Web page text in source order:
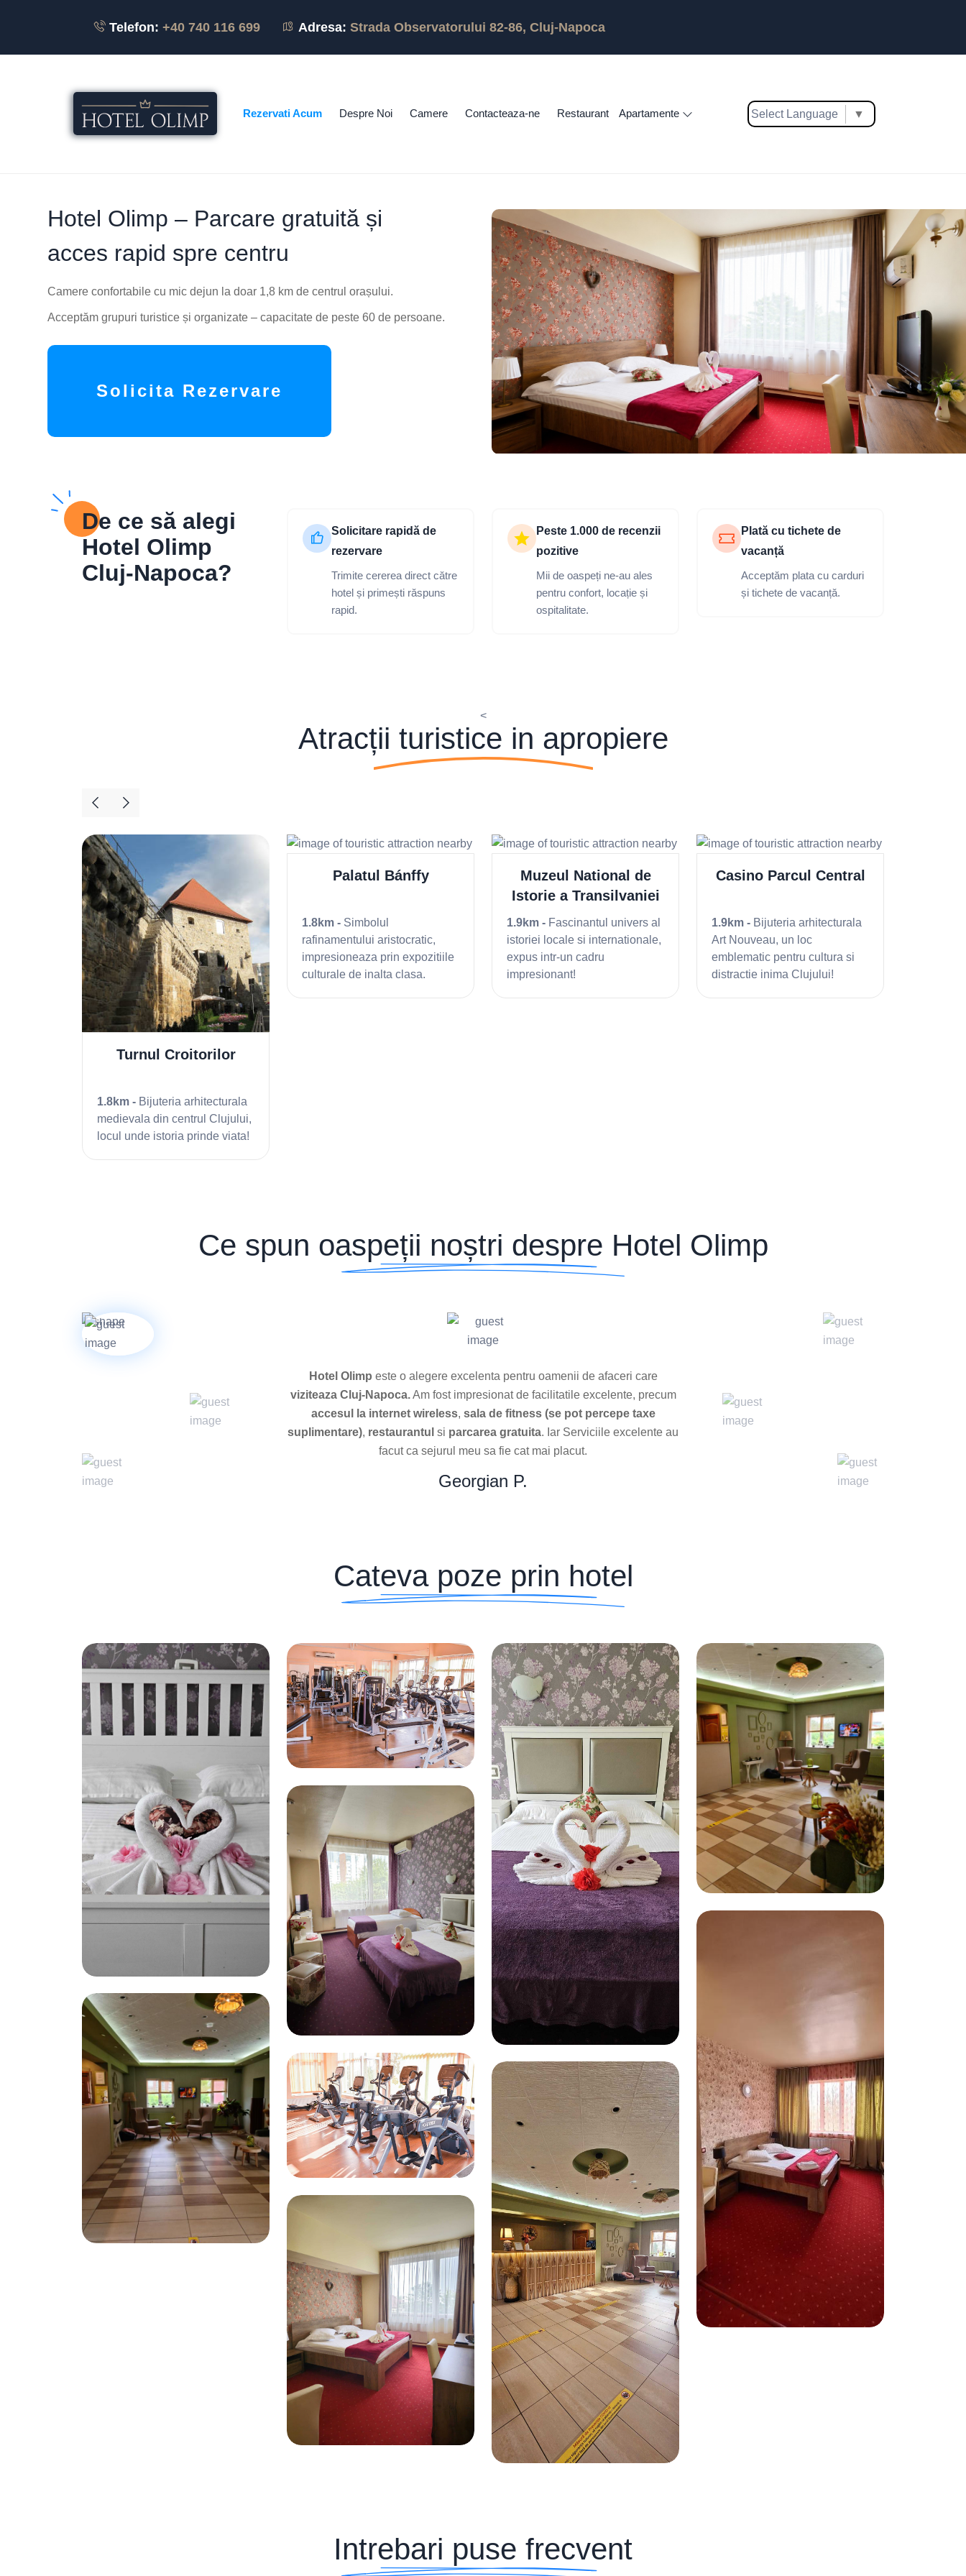
Telefon: +40 740 116 699 Adresa: Strada Observatorului 82-86, Cluj-Napoca
Rezervati Acum Despre Noi Camere Contacteaza-ne Restaurant Apartamente Select Language ▼
Hotel Olimp – Parcare gratuită și
acces rapid spre centru
Camere confortabile cu mic dejun la doar 1,8 km de centrul orașului.
Acceptăm grupuri turistice și organizate – capacitate de peste 60 de persoane.
Solicita Rezervare
De ce să alegi
Hotel Olimp
Cluj-Napoca?
Solicitare rapidă de
rezervare
Trimite cererea direct către
hotel și primești răspuns
rapid.
Peste 1.000 de recenzii
pozitive
Mii de oaspeți ne-au ales
pentru confort, locație și
ospitalitate.
Plată cu tichete de
vacanță
Acceptăm plata cu carduri
și tichete de vacanță.
<
Atracții turistice in apropiere
Turnul Croitorilor
1.8km - Bijuteria arhitecturala
medievala din centrul Clujului,
locul unde istoria prinde viata!
Palatul Bánffy
1.8km - Simbolul
rafinamentului aristocratic,
impresioneaza prin expozitiile
culturale de inalta clasa.
Muzeul National de
Istorie a Transilvaniei
1.9km - Fascinantul univers al
istoriei locale si internationale,
expus intr-un cadru
impresionant!
Casino Parcul Central
1.9km - Bijuteria arhitecturala
Art Nouveau, un loc
emblematic pentru cultura si
distractie inima Clujului!
Ce spun oaspeții noștri despre Hotel Olimp
Hotel Olimp este o alegere excelenta pentru oamenii de afaceri care
viziteaza Cluj-Napoca.Am fost impresionat de facilitatile excelente, precum
accesul la internet wireless, sala de fitness (se pot percepe taxe
suplimentare), restaurantul si parcarea gratuita. Iar Serviciile excelente au
facut ca sejurul meu sa fie cat mai placut.
Georgian P.
Cateva poze prin hotel
Intrebari puse frecvent